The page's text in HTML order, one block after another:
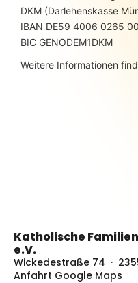
DKM (Darlehenskasse
IBAN DE59 4006 0265
BIC GENODEM1DKM
Weitere Informationen
Katholische
e.V.
Wickedestraße 74 ·
Anfahrt Google Maps